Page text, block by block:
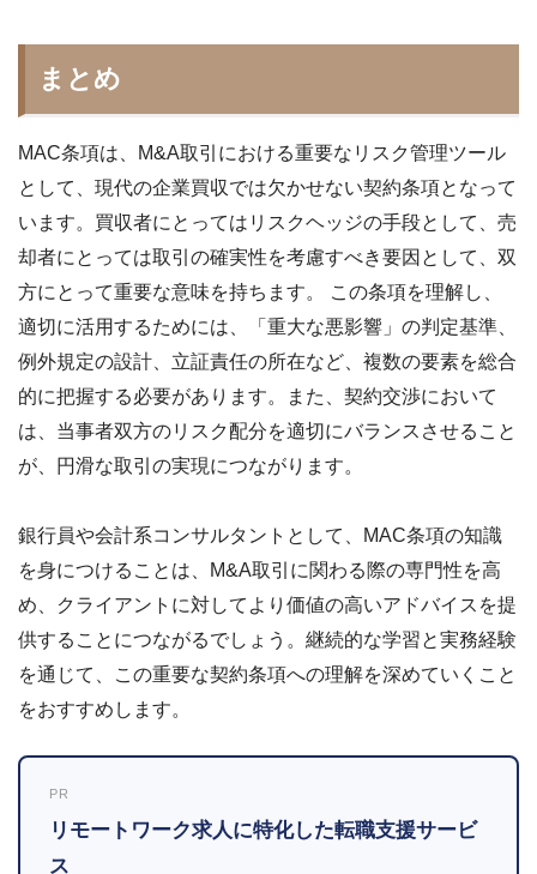
まとめ
MAC条項は、M&A取引における重要なリスク管理ツール
として、現代の企業買収では欠かせない契約条項となって
います。買収者にとってはリスクヘッジの手段として、売
却者にとっては取引の確実性を考慮すべき要因として、双
方にとって重要な意味を持ちます。 この条項を理解し、
適切に活用するためには、「重大な悪影響」の判定基準、
例外規定の設計、立証責任の所在など、複数の要素を総合
的に把握する必要があります。また、契約交渉において
は、当事者双方のリスク配分を適切にバランスさせること
が、円滑な取引の実現につながります。
銀行員や会計系コンサルタントとして、MAC条項の知識
を身につけることは、M&A取引に関わる際の専門性を高
め、クライアントに対してより価値の高いアドバイスを提
供することにつながるでしょう。継続的な学習と実務経験
を通じて、この重要な契約条項への理解を深めていくこと
をおすすめします。
PR
リモートワーク求人に特化した転職支援サービ
ス